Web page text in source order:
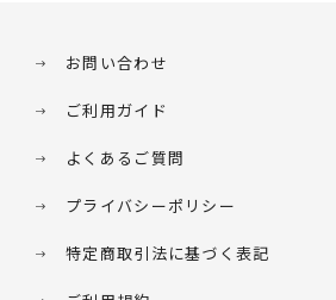
お問い合わせ
ご利用ガイド
よくあるご質問
プライバシーポリシー
特定商取引法に基づく表記